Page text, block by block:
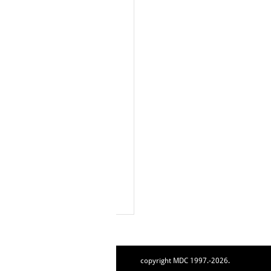
copyright MDC 1997.-2026.